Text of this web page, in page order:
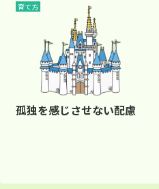
育て方
孤独を感じさせない配慮